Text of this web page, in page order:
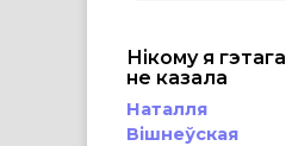
Нікому я гэтага
не казала
Наталля
Вішнеўская